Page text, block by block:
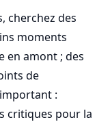
cherchez des
moments
en amont ; des
de
:
critiques pour la